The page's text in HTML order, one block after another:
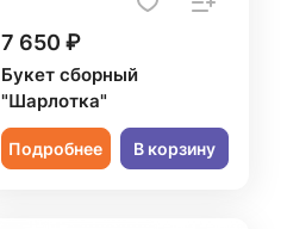
7 650 ₽
Букет сборный
"Шарлотка"
Подробнее В корзину